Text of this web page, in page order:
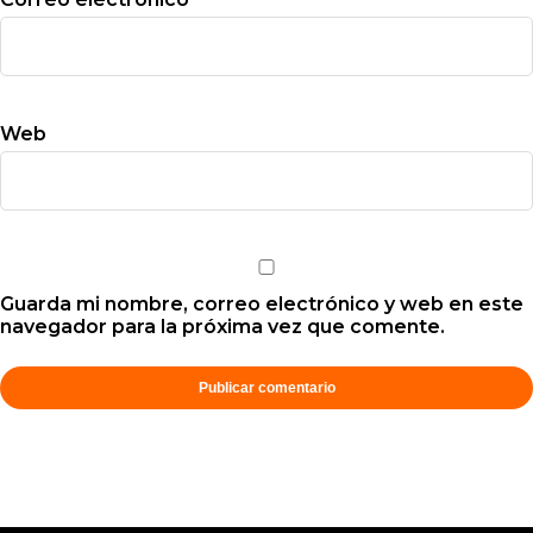
Web
Guarda mi nombre, correo electrónico y web en este
navegador para la próxima vez que comente.